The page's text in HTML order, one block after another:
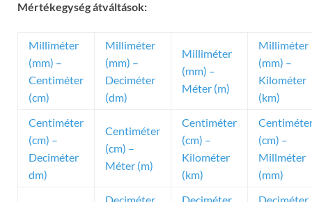
Mértékegység átváltások:
Milliméter
(mm) –
Centiméter
(cm)
Milliméter
(mm) –
Deciméter
(dm)
Milliméter
(mm) –
Méter (m)
Milliméter
(mm) –
Kilométer
(km)
Centiméter
(cm) –
Deciméter
dm)
Centiméter
(cm) –
Méter (m)
Centiméter
(cm) –
Kilométer
(km)
(cm) –
Millméter
(mm)